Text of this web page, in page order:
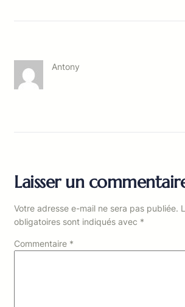
Antony
Laisser un
Votre adresse e-mail ne sera pas publiée.
obligatoires sont indiqués avec *
Commentaire *